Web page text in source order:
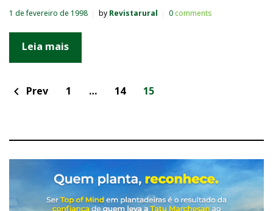
1 de fevereiro de 1998 by Revistarural 0comments
Leia mais
N
e
ã
chevron_left Prev 1 … 14 15